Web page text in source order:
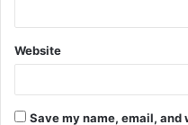
Website
Save my name, email,